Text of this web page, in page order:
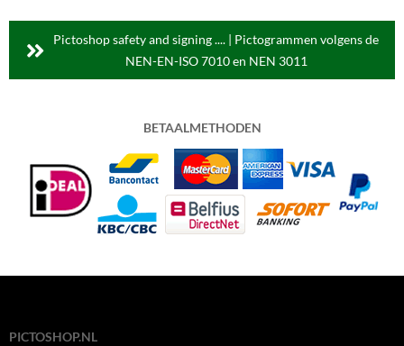
Pictoshop safety and signing .... | Pictogrammen volgens de
NEN-EN-ISO 7010 en NEN 3011
BETAALMETHODEN
PICTOSHOP.NL